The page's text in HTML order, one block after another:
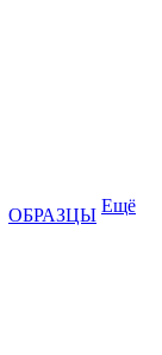
ОБРАЗЦЫ Ещё